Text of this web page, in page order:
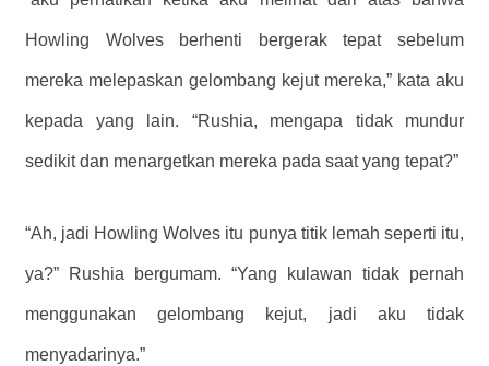
Howling Wolves berhenti bergerak tepat sebelum
mereka melepaskan gelombang kejut mereka,” kata aku
kepada yang lain. “Rushia, mengapa tidak mundur
sedikit dan menargetkan mereka pada saat yang tepat?”
“Ah, jadi Howling Wolves itu punya titik lemah seperti itu,
ya?” Rushia bergumam. “Yang kulawan tidak pernah
menggunakan gelombang kejut, jadi aku tidak
menyadarinya.”